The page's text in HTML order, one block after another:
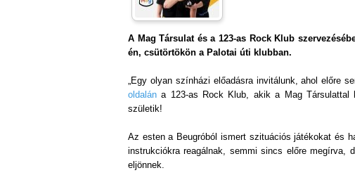
A Mag Társulat és a 123-as Rock Klub
én, csütörtökön a Palotai úti klubban.
„Egy olyan színházi előadásra invitálunk, ahol előre
oldalán a 123-as Rock Klub, akik a Mag
születik!
Az esten a Beugróból ismert szituációs játékokat és
instrukciókra reagálnak, semmi sincs előre megírva,
eljönnek.